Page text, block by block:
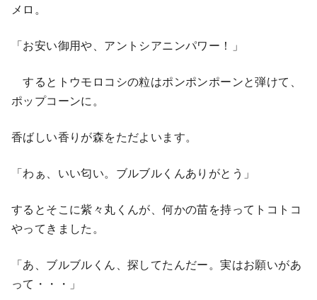
メロ。
「お安い御用や、アントシアニンパワー！」
するとトウモロコシの粒はポンポンポーンと弾けて、
ポップコーンに。
香ばしい香りが森をただよいます。
「わぁ、いい匂い。ブルブルくんありがとう」
するとそこに紫々丸くんが、何かの苗を持ってトコトコ
やってきました。
「あ、ブルブルくん、探してたんだー。実はお願いがあ
って・・・」